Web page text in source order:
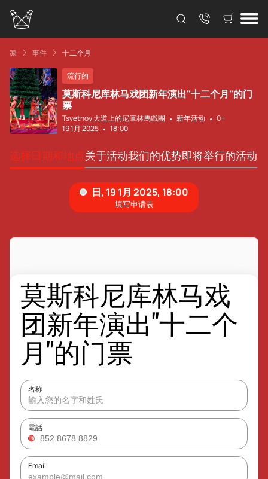
家 事件 十二个月
流行的
莫斯科尼库林马戏团新年演出"十二个月"的门
票
Tsvetnoy 大道上的尼庫林馬戲團 新年活动
0+
19 1月 2025
18:00
选择日期和地点关于活动我们的优势即将举行的活动
莫斯科尼库林马戏
团新年演出"十二个
月"的门票
名称
電話
Email